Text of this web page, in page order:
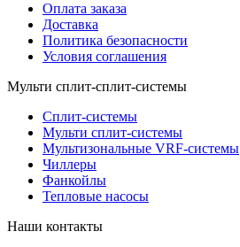
Оплата заказа
Доставка
Политика безопасности
Условия соглашения
Мульти сплит-сплит-системы
Сплит-системы
Мульти сплит-системы
Мультизональные VRF-системы
Чиллеры
Фанкойлы
Тепловые насосы
Наши контакты